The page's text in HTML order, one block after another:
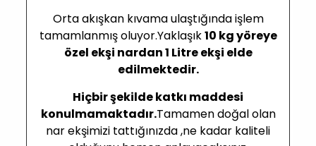
Orta akışkan kıvama ulaştığında işlem
tamamlanmış oluyor.Yaklaşık10 kg yöreye
özel ekşi nardan 1 Litre ekşi elde
edilmektedir.
Hiçbir şekilde katkı maddesi
konulmamaktadır.Tamamen doğal olan
nar ekşimizi tattığınızda ,ne kadar kaliteli